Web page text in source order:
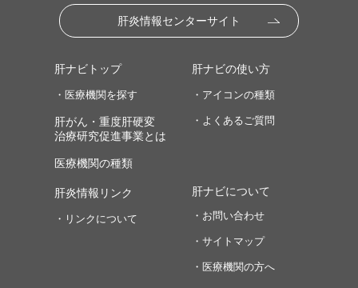
肝炎情報センターサイト
肝ナビトップ
・医療機関を探す
肝がん・重度肝硬変
治療研究促進事業とは
医療機関の種類
肝ナビの使い方
・アイコンの種類
・よくあるご質問
肝炎情報リンク
・リンクについて
肝ナビについて
・お問い合わせ
・サイトマップ
・医療機関の方へ